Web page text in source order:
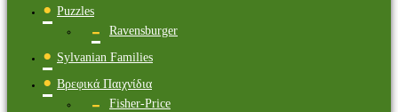
Puzzles
Ravensburger
Sylvanian Families
Βρεφικά Παιχνίδια
Fisher-Price